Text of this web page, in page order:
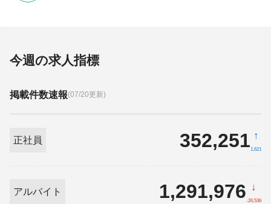
今週の求人指標
掲載件数速報(07/20更新)
正社員 352,251 ↑
1,621
アルバイト 1,291,976 ↓
-26,536